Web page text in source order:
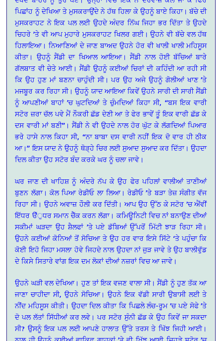
ਪਿਛਾਂਹ ਨੂੰ ਦੇਖਿਆ ਤੇ ਮੁਸਕਰਾਉਂਦੇ ਨੇ ਹੱਥ ਹਿਲਾ ਕੇ ਉਹਨੂੰ ਬਾਏ ਕਿਹਾ। ਬੱਚੇ ਦੀ
ਮੁਸਕਰਾਹਟ ਨੇ ਇਕ ਪਲ ਲਈ ਉਹਦੇ ਅੰਦਰ ਨਿੱਘ ਜਿਹਾ ਭਰ ਦਿੱਤਾ ਤੇ ਉਹਦੇ
ਚਿਹਰੇ ’ਤੇ ਵੀ ਆਪ ਮੁਹਾਰੇ ਮੁਸਕਰਾਹਟ ਖਿਲਰ ਗਈ। ਉਹਨੇ ਵੀ ਬੱਚੇ ਵਲ ਹੱਥ
ਹਿਲਾਇਆ। ਨਿਆਣਿਆਂ ਦੇ ਜਾਣ ਬਾਅਦ ਉਹਨੇ ਹੋਰ ਵੀ ਖਾਲੀ ਖਾਲੀ ਮਹਿਸੂਸ
ਕੀਤਾ। ਉਹਨੂੰ ਸੈਂਡੀ ਦਾ ਖਿਆਲ ਆਇਆ। ਸੈਂਡੀ ਨਾਲ ਹੋਈ ਬੱਚਿਆਂ ਬਾਰੇ
ਗੱਲਬਾਤ ਵੀ ਚੇਤੇ ਆਈ। ਸੈਂਡੀ ਉਹਨੂੰ ਕਈਆਂ ਚਿਰਾਂ ਦੀ ਕਹਿੰਦੀ ਆ ਰਹੀ ਸੀ
ਕਿ ਉਹ ਹੁਣ ਮਾਂ ਬਣਨਾ ਚਾਹੁੰਦੀ ਸੀ। ਪਰ ਉਹ ਅਜੇ ਉਹਨੂੰ ਗੋਲੀਆਂ ਖਾਣ ’ਤੇ
ਮਜਬੂਰ ਕਰ ਰਿਹਾ ਸੀ। ਉਹਨੂੰ ਯਾਦ ਆਇਆ ਕਿਵੇਂ ਉਹਨੇ ਸਾਰੀ ਦੀ ਸਾਰੀ ਸੈਂਡੀ
ਨੂੰ ਆਪਣੀਆਂ ਬਾਹਾਂ ’ਚ ਘੁਟਦਿਆਂ ਤੇ ਚੁੰਮਦਿਆਂ ਕਿਹਾ ਸੀ, “ਬਸ ਇਕ ਵਾਰੀ
ਸਟੋਰ ਜ਼ਰਾ ਚੱਲ ਪਵੇ ਮੈਂ ਨੌਕਰੀ ਛੱਡ ਦੇਣੀ ਆ ਤੇ ਫੇਰ ਭਾਵੇਂ ਤੂੰ ਇਕ ਵਾਰੀ ਛੱਡ ਕੇ
ਦਸ ਵਾਰੀ ਮਾਂ ਬਣੀ”। ਸੈਂਡੀ ਨੇ ਵੀ ਉਹਦੇ ਨਾਲ ਹੋਰ ਘੁੱਟ ਕੇ ਲੱਗਦਿਆਂ ਪਿਆਰ
ਭਰੇ ਹਾਸੇ ਨਾਲ ਕਿਹਾ ਸੀ, “ਨਾ ਬਾਬਾ ਦਸ ਵਾਰੀ ਨਹੀਂ ਇਕ ਦੋ ਵਾਰ ਹੀ ਠੀਕ
ਆ।” ਇਸ ਯਾਦ ਨੇ ਉਹਨੂੰ ਥੋੜ੍ਹੇ ਚਿਰ ਲਈ ਸੁਆਦ ਸੁਆਦ ਕਰ ਦਿੱਤਾ। ਉਹਦਾ
ਦਿਲ ਕੀਤਾ ਉਹ ਸਟੋਰ ਬੰਦ ਕਰਕੇ ਘਰ ਨੂੰ ਚਲਾ ਜਾਵੇ।
ਘਰ ਜਾਣ ਦੀ ਖਾਹਿਸ਼ ਨੂੰ ਅੰਦਰੇ ਨੱਪ ਕੇ ਉਹ ਫੇਰ ਪਹਿਲਾਂ ਵਾਲੀਆਂ ਤਾਣੀਆਂ
ਬੁਣਨ ਲੱਗਾ। ਕੋਲ ਪਿਆ ਰੇਡੀਓ ਲਾ ਲਿਆ। ਰੇਡੀਓ ’ਤੇ ਬੜਾ ਤੇਜ਼ ਸੰਗੀਤ ਵੱਜ
ਰਿਹਾ ਸੀ। ਉਹਨੇ ਅਵਾਜ਼ ਹੌਲੀ ਕਰ ਦਿੱਤੀ। ਆਪ ਉਹ ਉੱਠ ਕੇ ਸਟੋਰ ’ਚ ਐਂਵੀਂ
ਇੱਧਰ ੳੱੁਧਰ ਸਮਾਨ ਚੈੱਕ ਕਰਨ ਲੱਗਾ। ਕਮਿਊਨਿਟੀ ਵਿਚ ਨਾਂ ਬਨਾਉਣ ਦੀਆਂ
ਸਕੀਮਾਂ ਘੜਦਾ ਉਹ ਸ਼ੈਲਫਾਂ ’ਤੇ ਪਏ ਡੱਬਿਆਂ ਉੱਪਰੋਂ ਮਿੱਟੀ ਝਾੜ ਰਿਹਾ ਸੀ।
ਉਹਨੇ ਕਈਆਂ ਕੋਨਿਆਂ ਤੋਂ ਸੋਚਿਆ ਤੇ ਉਹ ਹਰ ਵਾਰ ਇਸੇ ਸਿੱਟੇ ‘ਤੇ ਪਹੁੰਚਾ ਕਿ
ਕੋਈ ਇਹੋ ਜਿਹਾ ਮਸਲਾ ਹੋਵੇ ਜਿਹਦੇ ਨਾਲ ਉਹਦਾ ਨਾਂ ਜੁੜ ਜਾਵੇ ਤੇ ਉਹ ਬਾਲੀਵੁੱਡ
ਦੇ ਕਿਸੇ ਸਿਤਾਰੇ ਵਾਂਗ ਇਕ ਦਮ ਲੋਕਾਂ ਦੀਆਂ ਨਜ਼ਰਾਂ ਵਿਚ ਆ ਜਾਵੇ।
ਉਹਨੇ ਘੜੀ ਵਲ ਦੇਖਿਆ। ਹੁਣ ਤਾਂ ਇਕ ਵਜਣ ਵਾਲਾ ਸੀ। ਸੈਂਡੀ ਨੂੰ ਹੁਣ ਤੱਕ ਆ
ਜਾਣਾ ਚਾਹੀਦਾ ਸੀ, ਉਹਨੇ ਸੋਚਿਆ। ਉਹਨੇ ਇਕ ਵੱਡੀ ਸਾਰੀ ਉਬਾਸੀ ਲਈ ਤੇ
ਨੀਂਦ ਮਹਿਸੂਸ ਕੀਤੀ। ਉਹਦਾ ਦਿਲ ਕੀਤਾ ਕਿ ਪਿਛਲੇ ਲੰਚ-ਰੂਮ ’ਚ ਪਏ ਸੋਫੇ ’ਤੇ
ਦੋ ਪਲ ਲੱਤਾਂ ਸਿੱਧੀਆਂ ਕਰ ਲਵੇ। ਪਰ ਸਟੋਰ ਸੁੰਨੀ ਛੱਡ ਕੇ ਉਹ ਕਿਵੇਂ ਜਾ ਸਕਦਾ
ਸੀ? ਉਸਨੂੰ ਇਕ ਪਲ ਲਈ ਆਪਣੇ ਹਾਲਾਤ ਉੱਤੇ ਤਰਸ ਤੇ ਖਿੱਝ ਜਿਹੀ ਆਈ।